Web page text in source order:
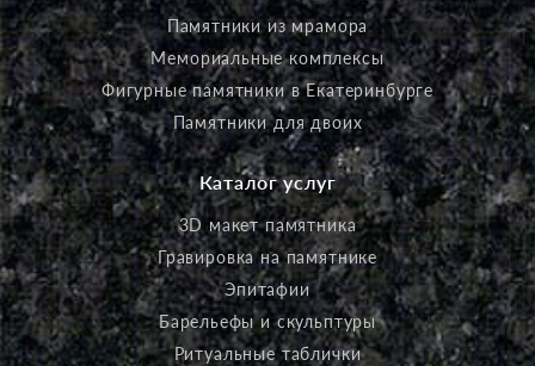
Памятники из мрамора
Мемориальные комплексы
Фигурные памятники в Екатеринбурге
Памятники для двоих
Каталог услуг
3D макет памятника
Гравировка на памятнике
Эпитафии
Барельефы и скульптуры
Ритуальные таблички